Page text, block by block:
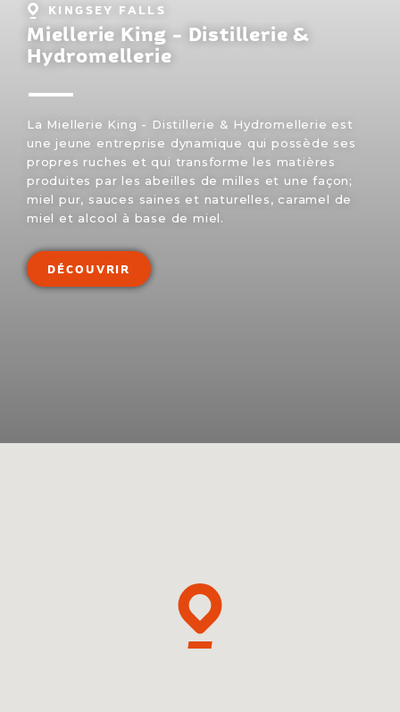
Localité
:
KINGSEY FALLS
Miellerie King - Distillerie &
Hydromellerie
La Miellerie King - Distillerie & Hydromellerie est
une jeune entreprise dynamique qui possède ses
propres ruches et qui transforme les matières
produites par les abeilles de milles et une façon;
miel pur, sauces saines et naturelles, caramel de
miel et alcool à base de miel.
DÉCOUVRIR